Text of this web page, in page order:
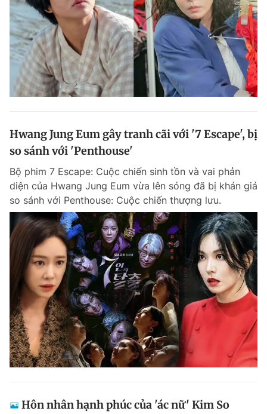
Theo dõi báo trên
Hotline
0906 645 777
Liên hệ quảng cáo
0908 780 404
Đặt báo Quảng cáo RSS Tòa soạn Chính sách bảo
Phó tổng biên tập: Lâm Hiếu Dũng
Phó tổng biên tập: Trần Việt Hưng
Tổng thư ký tòa soạn: Đức Trung
Giấy phép xuất bản số 110/GP - BTTTT cấp ngày 24.3.2020
© 2003-2026 Bản quyền thuộc về Báo Thanh Niên. Cấm sao chép
dưới mọi hình thức nếu không có sự chấp thuận bằng văn bản.
Phát triển bởi ePi Technologies, JSC.
Hwang Jung Eum gây tranh cãi với '7 Escape', bị
so sánh với 'Penthouse'
Bộ phim 7 Escape: Cuộc chiến sinh tồn và vai phản
diện của Hwang Jung Eum vừa lên sóng đã bị khán giả
so sánh với Penthouse: Cuộc chiến thượng lưu.
Hôn nhân hạnh phúc của 'ác nữ' Kim So